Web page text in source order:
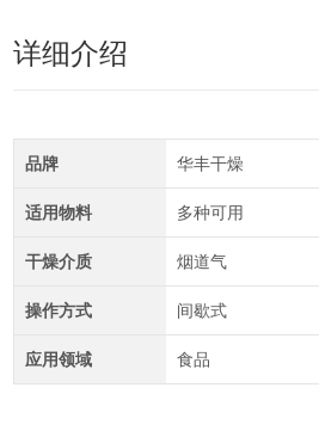
详细介绍
品牌 华丰干燥
适用物料 多种可用
干燥介质 烟道气
操作方式 间歇式
应用领域 食品